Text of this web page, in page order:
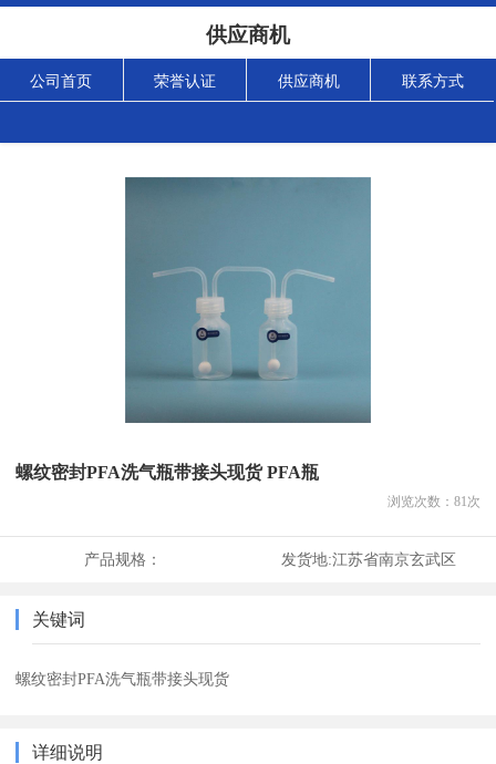
供应商机
公司首页 荣誉认证 供应商机 联系方式
螺纹密封PFA洗气瓶带接头现货 PFA瓶
浏览次数： 81次
产品规格： 发货地:江苏省南京玄武区
关键词
螺纹密封PFA洗气瓶带接头现货
详细说明